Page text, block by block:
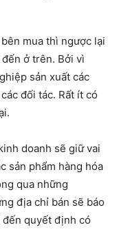
mua thì ngược lại
ở trên. Bởi vì
sản xuất các
đối tác. Rất ít có
doanh sẽ giữ vai
sản phẩm hàng hóa
qua những
địa chỉ bán sẽ báo
quyết định có